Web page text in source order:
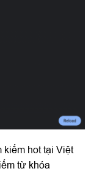
kiếm hot tại Việt
từ khóa